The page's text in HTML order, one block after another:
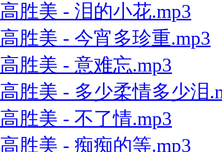
高胜美 - 泪的小花.mp3
高胜美 - 今宵多珍重.mp3
高胜美 - 意难忘.mp3
高胜美 - 多少柔情多少泪
高胜美 - 不了情.mp3
高胜美 - 痴痴的等.mp3